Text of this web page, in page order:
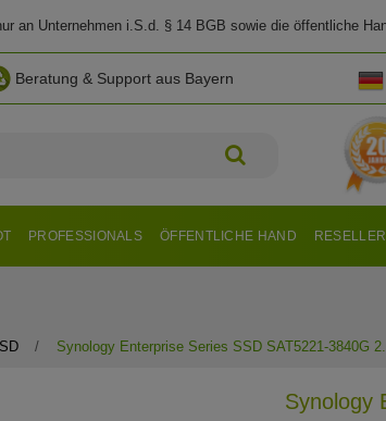
an Unternehmen i.S.d. § 14 BGB sowie die öffentliche
Beratung & Support aus Bayern
RESELLER
ÖFFENTLICHE HAND
PROFESSIONALS
Synology Enterprise Series SSD SAT5221-3840G
Synology